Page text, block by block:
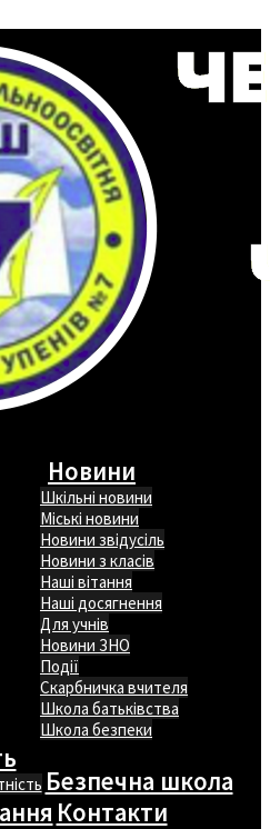
Новини
Шкільні новини
Міські новини
Новини звідусіль
Новини з класів
Наші вітання
Наші досягнення
Для учнів
Новини ЗНО
Події
Скарбничка вчителя
Школа батьківства
Школа безпеки
Безпечна школа
Контакти